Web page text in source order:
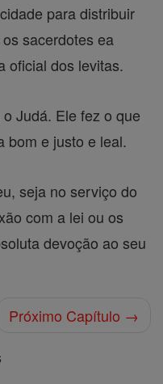
para distribuir
sacerdotes ea
oficial dos levitas.
Judá. Ele fez o que
bom e justo e leal.
seja no serviço do
com a lei ou os
devoção ao seu
Próximo Capítulo →